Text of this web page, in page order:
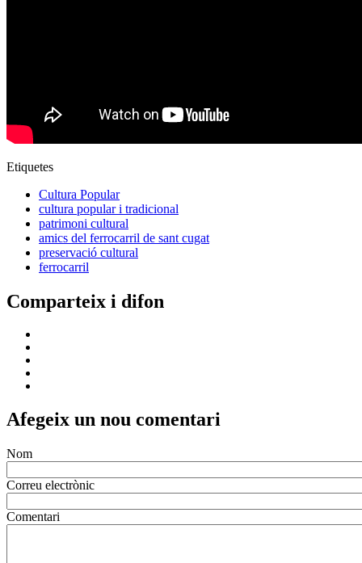
Etiquetes
Cultura Popular
cultura popular i tradicional
patrimoni cultural
amics del ferrocarril de sant cugat
preservació cultural
ferrocarril
Comparteix i difon
Afegeix un nou comentari
Nom
Correu electrònic
Comentari